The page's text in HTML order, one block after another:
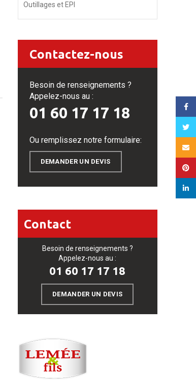
Outillages et EPI
Contactez-nous
Besoin de renseignements ?
Appelez-nous au :
01 60 17 17 18
Ou remplissez notre formulaire:
DEMANDER UN DEVIS
Contact
Besoin de renseignements ?
Appelez-nous au :
01 60 17 17 18
DEMANDER UN DEVIS
Email